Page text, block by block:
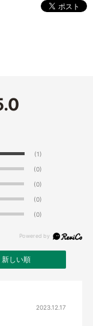
(1)
(0)
(0)
(0)
(0)
新しい順
2023.12.17